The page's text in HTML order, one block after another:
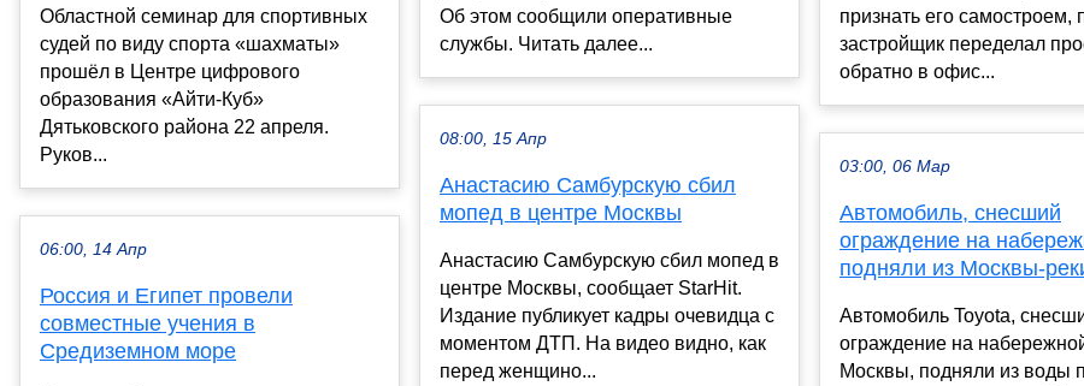
Областной семинар для спортивных
судей по виду спорта «шахматы»
прошёл в Центре цифрового
образования «Айти-Куб»
Дятьковского района 22 апреля.
Руков...
06:00, 14 Апр
Россия и Египет провели
совместные учения в
Средиземном море
Об этом сообщили оперативные
службы. Читать далее...
08:00, 15 Апр
Анастасию Самбурскую сбил
мопед в центре Москвы
Анастасию Самбурскую сбил мопед в
центре Москвы, сообщает StarHit.
Издание публикует кадры очевидца с
моментом ДТП. На видео видно, как
перед женщино...
признать его самостроем,
застройщик переделал
обратно в офис...
03:00, 06 Мар
Автомобиль, снесший
ограждение на
подняли из Москвы-
Автомобиль Toyota,
ограждение на
Москвы, подняли из воды